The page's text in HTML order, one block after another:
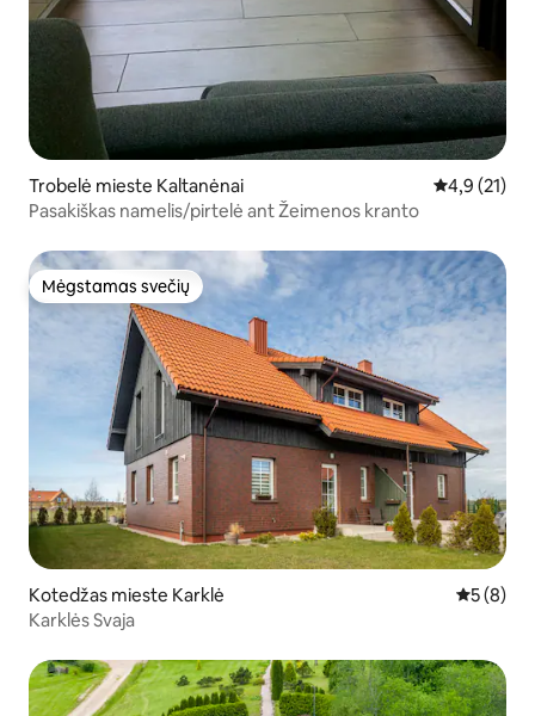
Trobelė mieste Kaltanėnai Vidutinis
4,9 (21)
Pasakiškas namelis/pirtelė ant Žeimenos kranto
Mėgstamas svečių
Mėgstamas svečių
Kotedžas mieste Karklė Vidutinis
5 (8)
Karklės Svaja